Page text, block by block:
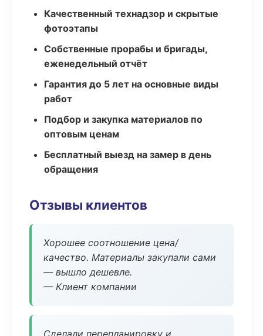
Качественный технадзор и скрытые
фотоэтапы
Собственные прорабы и бригады,
еженедельный отчёт
Гарантия до 5 лет на основные виды
работ
Подбор и закупка материалов по
оптовым ценам
Бесплатный выезд на замер в день
обращения
Отзывы клиентов
Хорошее соотношение цена/
качество. Материалы закупали сами
— вышло дешевле.
— Клиент компании
Сделали перепланировку и